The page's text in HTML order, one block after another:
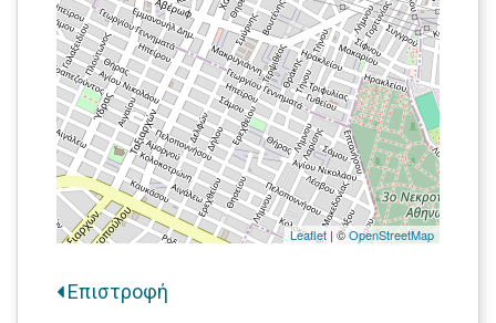
Leaflet | ©OpenStreetMap
Επιστροφή